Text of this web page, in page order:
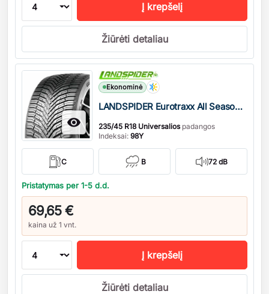
Į krepšelį
Žiūrėti detaliau

Ekonominė
LANDSPIDER Eurotraxx All Season M+S
235/45 R18 Universaliospadangos
Indeksai: 98Y
C B 72 dB
Pristatymas per 1-5 d.d.
69,65 €
kaina už 1 vnt.
Kiekis
Į krepšelį
Žiūrėti detaliau